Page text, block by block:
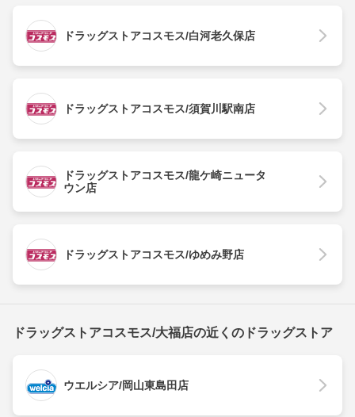
ドラッグストアコスモス/白河老久保店
ドラッグストアコスモス/須賀川駅南店
ドラッグストアコスモス/龍ケ崎ニュータ
ウン店
ドラッグストアコスモス/ゆめみ野店
ドラッグストアコスモス/大福店の近くのドラッグストア
ウエルシア/岡山東島田店